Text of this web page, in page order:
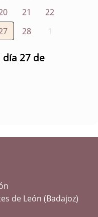
21
22
28 1
día 27 de
de León (Badajoz)